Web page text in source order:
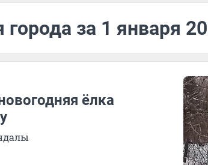
за 1 января
ёлка